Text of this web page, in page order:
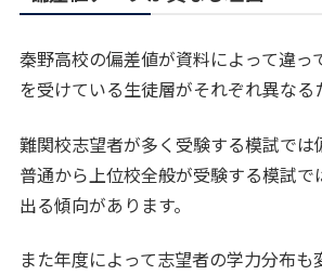
秦野高校の偏差値が資料によって違っ
を受けている生徒層がそれぞれ異なる
難関校志望者が多く受験する模試では
普通から上位校全般が受験する模試で
出る傾向があります。
また年度によって志望者の学力分布も